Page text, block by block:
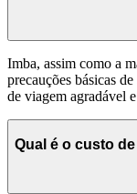
Imba, assim como a
precauções básicas
de viagem agradável
Qual é o custo